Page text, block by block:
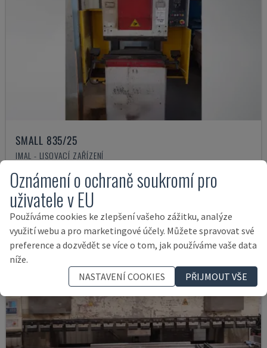
SMALL 835/25
IMAL - LISOVACÍ ZAŘÍZENÍ
14.000 €
Oznámení o ochraně soukromí pro
uživatele v EU
Používáme cookies ke zlepšení vašeho zážitku, analýze
využití webu a pro marketingové účely. Můžete spravovat své
preference a dozvědět se více o tom, jak používáme vaše data
níže.
NASTAVENÍ COOKIES
PŘIJMOUT VŠE